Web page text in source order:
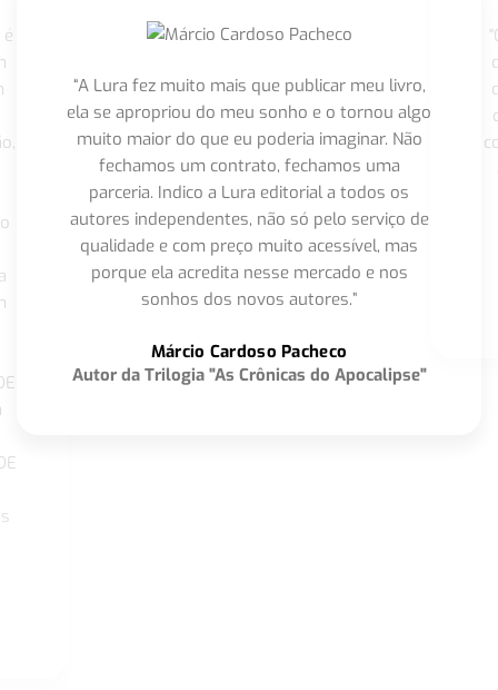
“A Lura fez muito mais que publicar meu livro,
ela se apropriou do meu sonho e o tornou algo
muito maior do que eu poderia imaginar. Não
fechamos um contrato, fechamos uma
parceria. Indico a Lura editorial a todos os
autores independentes, não só pelo serviço de
qualidade e com preço muito acessível, mas
porque ela acredita nesse mercado e nos
sonhos dos novos autores.”
Márcio Cardoso Pacheco
Autor da Trilogia "As Crônicas do Apocalipse"